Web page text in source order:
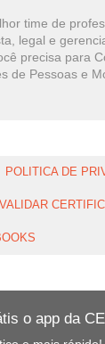
o app da
time de
legal e
precisa para
de Pessoas e
POLITICA DE
VALIDAR